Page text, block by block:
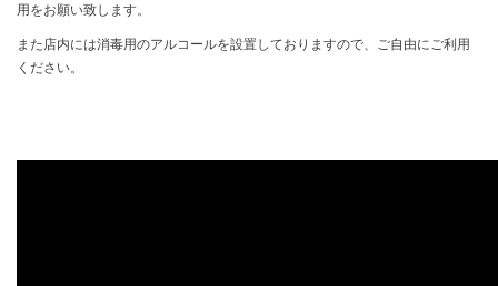
用をお願い致します。
また店内には消毒用のアルコールを設置しておりますので、ご自由にご利用
ください。